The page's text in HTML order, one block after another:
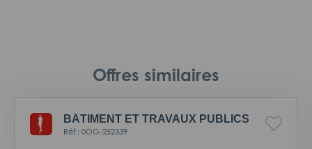
Offres similaires
BÂTIMENT ET TRAVAUX PUBLICS
Réf : 0OG-252339